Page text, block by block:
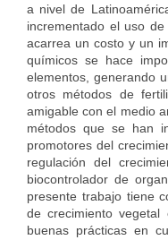
a nivel de
incrementado el uso
acarrea un costo y un
químicos se hace
elementos, generando
otros métodos de
amigable con el medio
métodos que se han
promotores del
regulación del
biocontrolador de
presente trabajo tiene
de crecimiento
buenas prácticas en